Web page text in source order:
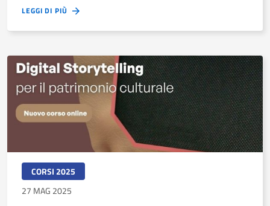
LEGGI DI PIÙ
CORSI 2025
27 MAG 2025